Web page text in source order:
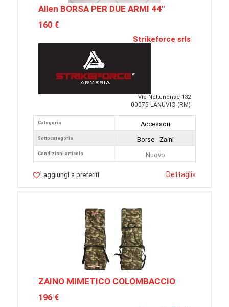
Allen BORSA PER DUE ARMI 44"
160 €
Strikeforce srls
Via Nettunense 132
00075 LANUVIO (RM)
Categoria
Sottocategoria
Condizioni articolo
Accessori
Borse - Zaini
Nuovo
aggiungi a preferiti Dettagli»
ZAINO MIMETICO COLOMBACCIO
196 €